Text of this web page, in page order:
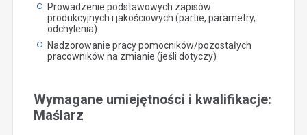
Prowadzenie podstawowych zapisów
produkcyjnych i jakościowych (partie, parametry,
odchylenia)
Nadzorowanie pracy pomocników/pozostałych
pracowników na zmianie (jeśli dotyczy)
Wymagane umiejętności i kwalifikacje:
Maślarz